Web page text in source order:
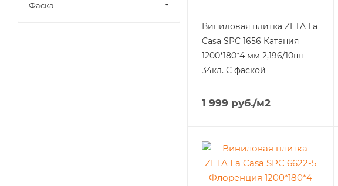
Виниловая плитка ZETA La
Casa SPC 1656 Катания
1200*180*4 мм 2,196/10шт
34кл. С фаской
1 999 руб./м2
Фаска